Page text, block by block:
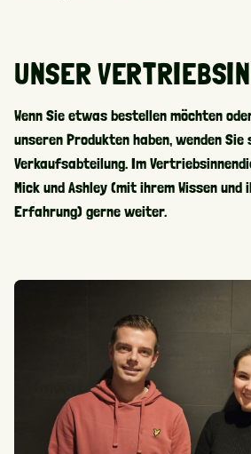
UNSER
Wenn Sie etwas bestellen möchten
unseren Produkten haben, wenden
Verkaufsabteilung. Im
Mick und Ashley (mit ihrem Wissen und
Erfahrung) gerne weiter.